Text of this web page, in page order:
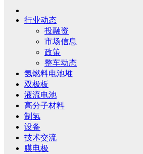
行业动态
投融资
市场信息
政策
整车动态
氢燃料电池堆
双极板
液流电池
高分子材料
制氢
设备
技术交流
膜电极